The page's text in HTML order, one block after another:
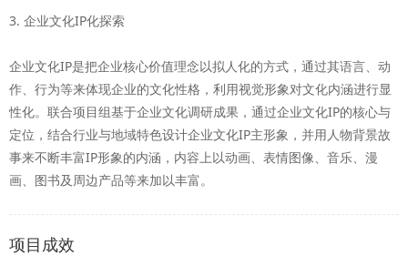
3. 企业文化IP化探索
企业文化IP是把企业核心价值理念以拟人化的方式，通过其语言、动
作、行为等来体现企业的文化性格，利用视觉形象对文化内涵进行显
性化。联合项目组基于企业文化调研成果，通过企业文化IP的核心与
定位，结合行业与地域特色设计企业文化IP主形象，并用人物背景故
事来不断丰富IP形象的内涵，内容上以动画、表情图像、音乐、漫
画、图书及周边产品等来加以丰富。
项目成效